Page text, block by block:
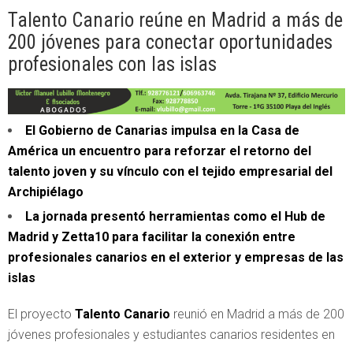
Talento Canario reúne en Madrid a más de
200 jóvenes para conectar oportunidades
profesionales con las islas
El Gobierno de Canarias impulsa en la Casa de
América un encuentro para reforzar el retorno del
talento joven y su vínculo con el tejido empresarial del
Archipiélago
La jornada presentó herramientas como el Hub de
Madrid y Zetta10 para facilitar la conexión entre
profesionales canarios en el exterior y empresas de las
islas
El proyecto Talento Canario reunió en Madrid a más de 200
jóvenes profesionales y estudiantes canarios residentes en